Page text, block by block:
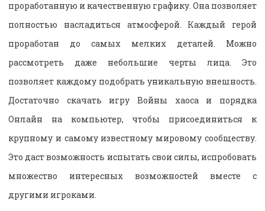
проработанную и качественную графику. Она позволяет
полностью насладиться атмосферой. Каждый герой
проработан до самых мелких деталей. Можно
рассмотреть даже небольшие черты лица. Это
позволяет каждому подобрать уникальную внешность.
Достаточно скачать игру Войны хаоса и порядка
Онлайн на компьютер, чтобы присоединиться к
крупному и самому известному мировому сообществу.
Это даст возможность испытать свои силы, испробовать
множество интересных возможностей вместе с
другими игроками.